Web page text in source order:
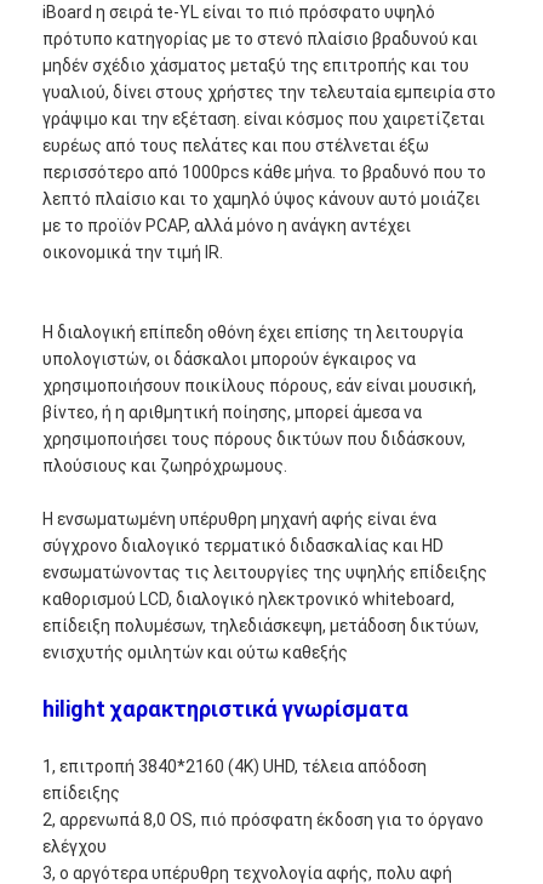
Αρχική Σελίδα
Προϊόντα
Βίντεο
Εμφάνιση VR
Ποιοτικός έλεγχος
επαφή
iBoard η σειρά te-YL είναι το πιό πρόσφατο υψηλό
πρότυπο κατηγορίας με το στενό πλαίσιο βραδυνού και
μηδέν σχέδιο χάσματος μεταξύ της επιτροπής και του
γυαλιού, δίνει στους χρήστες την τελευταία εμπειρία στο
γράψιμο και την εξέταση. είναι κόσμος που χαιρετίζεται
ευρέως από τους πελάτες και που στέλνεται έξω
περισσότερο από 1000pcs κάθε μήνα. το βραδυνό που το
λεπτό πλαίσιο και το χαμηλό ύψος κάνουν αυτό μοιάζει
με το προϊόν PCAP, αλλά μόνο η ανάγκη αντέχει
οικονομικά την τιμή IR.
Η διαλογική επίπεδη οθόνη έχει επίσης τη λειτουργία
υπολογιστών, οι δάσκαλοι μπορούν έγκαιρος να
χρησιμοποιήσουν ποικίλους πόρους, εάν είναι μουσική,
βίντεο, ή η αριθμητική ποίησης, μπορεί άμεσα να
χρησιμοποιήσει τους πόρους δικτύων που διδάσκουν,
πλούσιους και ζωηρόχρωμους.
Η ενσωματωμένη υπέρυθρη μηχανή αφής είναι ένα
σύγχρονο διαλογικό τερματικό διδασκαλίας και HD
ενσωματώνοντας τις λειτουργίες της υψηλής επίδειξης
καθορισμού LCD, διαλογικό ηλεκτρονικό whiteboard,
επίδειξη πολυμέσων, τηλεδιάσκεψη, μετάδοση δικτύων,
ενισχυτής ομιλητών και ούτω καθεξής
hilight χαρακτηριστικά γνωρίσματα
1, επιτροπή 3840*2160 (4K) UHD, τέλεια απόδοση
επίδειξης
2, αρρενωπά 8,0 OS, πιό πρόσφατη έκδοση για το όργανο
ελέγχου
3, ο αργότερα υπέρυθρη τεχνολογία αφής, πολυ αφή